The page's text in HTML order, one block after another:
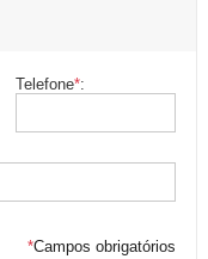
Telefone*:
*Campos obrigatórios